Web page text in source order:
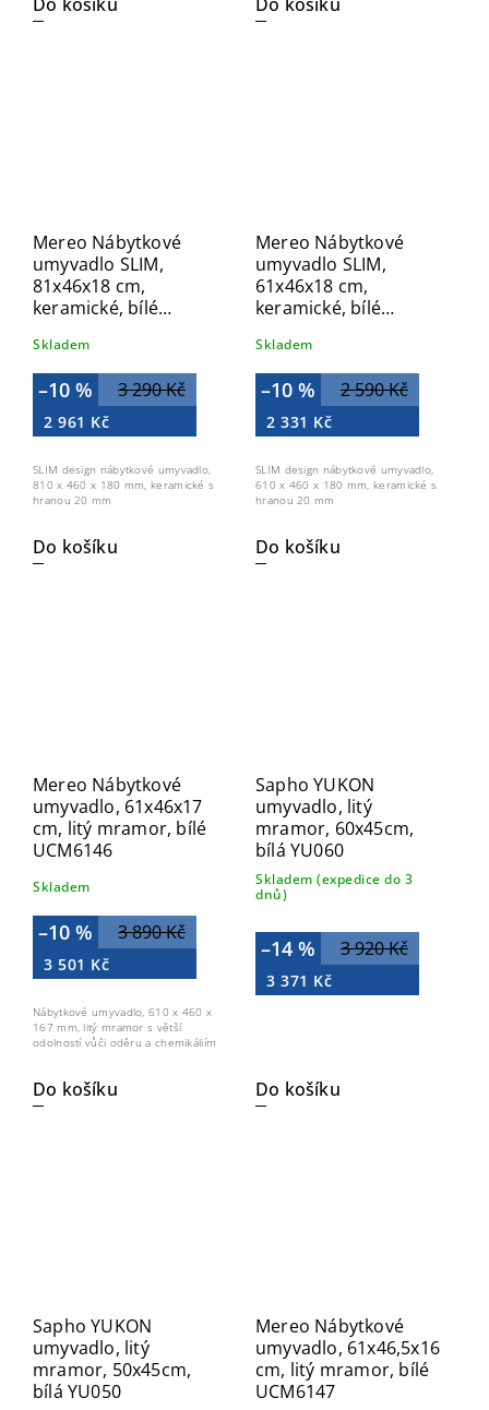
Mereo Nábytkové
umyvadlo SLIM,
81x46x18 cm,
keramické, bílé
Skladem
3 290 Kč
–10 %
2 961 Kč
Do košíku
SLIM design nábytkové umyvadlo,
810 x 460 x 180 mm, keramické s
hranou 20 mm
Mereo Nábytkové
umyvadlo SLIM,
61x46x18 cm,
keramické, bílé
Skladem
2 590 Kč
–10 %
2 331 Kč
Do košíku
SLIM design nábytkové umyvadlo,
610 x 460 x 180 mm, keramické s
hranou 20 mm
Mereo Nábytkové
umyvadlo, 61x46x17
cm, litý mramor, bílé
UCM6146
Skladem
3 890 Kč
–10 %
3 501 Kč
Do košíku
Nábytkové umyvadlo, 610 x 460 x
167 mm, litý mramor s větší
odolností vůči oděru a chemikáliím
Sapho YUKON
umyvadlo, litý
mramor, 60x45cm,
bílá YU060
Skladem (expedice do 3
dnů)
3 920 Kč
–14 %
3 371 Kč
Do košíku
Sapho YUKON
umyvadlo, litý
mramor, 50x45cm,
bílá YU050
Mereo Nábytkové
umyvadlo, 61x46,5x16
cm, litý mramor, bílé
UCM6147